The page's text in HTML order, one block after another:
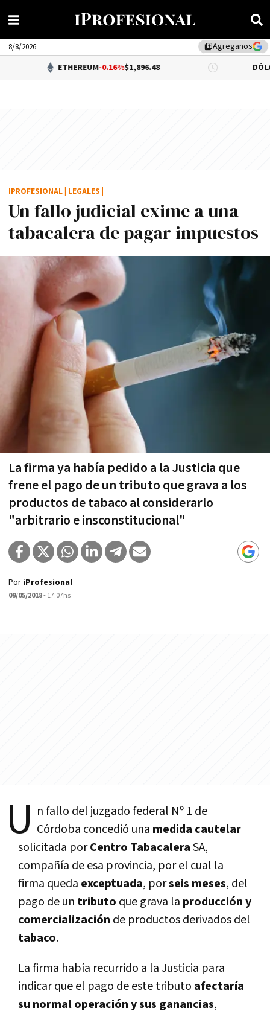
library_addAgreganos
8/8/2026
ETHEREUM -0.16%$1,896.48 DÓLAR BNA
Un fallo judicial exime a una
tabacalera de pagar impuestos
La firma ya había pedido a la Justicia que
frene el pago de un tributo que grava a los
productos de tabaco al considerarlo
"arbitrario e insconstitucional"
IPROFESIONAL LEGALES
Por iProfesional
09/05/2018- 17:07hs
U n fallo del juzgado federal Nº 1 de
Córdoba concedió una medida cautelar
solicitada porCentro TabacaleraSA,
compañí­a de esa provincia, por el cual la
firma queda exceptuada, porseis meses, del
pago de un tributo que grava la producción y
comercialización de productos derivados del
tabaco.
La firma habí­a recurrido a la Justicia para
indicar que el pago de este tributo afectarí­a
su normal operación y sus ganancias,